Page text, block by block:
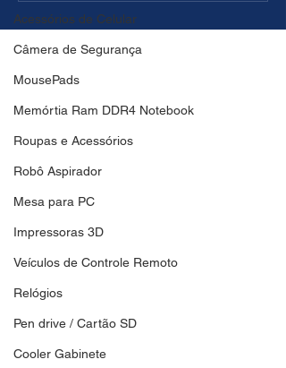
Acessórios de Celular
Câmera de Segurança
MousePads
Memórtia Ram DDR4 Notebook
Roupas e Acessórios
Robô Aspirador
Mesa para PC
Impressoras 3D
Veículos de Controle Remoto
Relógios
Pen drive / Cartão SD
Cooler Gabinete